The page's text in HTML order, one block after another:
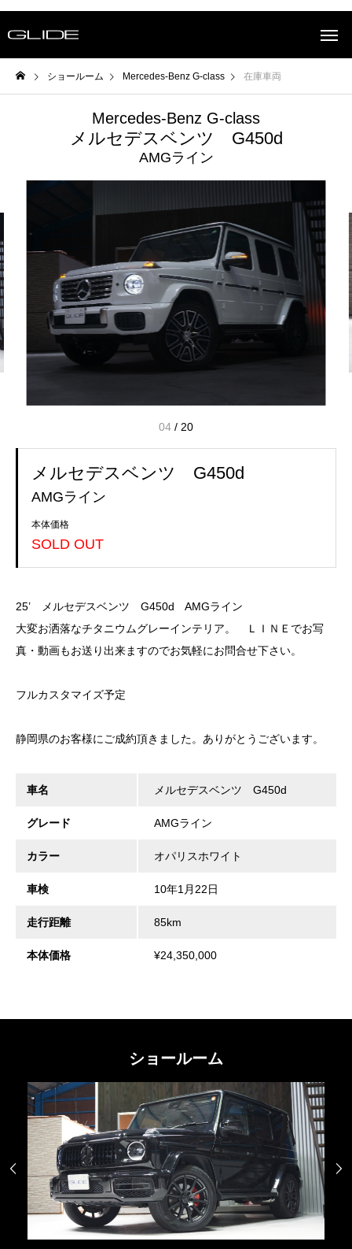
ショールーム Mercedes-Benz G-class 在庫車両
Mercedes-Benz G-class
メルセデスベンツ G450d
AMGライン
04 / 20
メルセデスベンツ G450d
AMGライン
本体価格
SOLD OUT
25’ メルセデスベンツ G450d AMGライン
大変お洒落なチタニウムグレーインテリア。 ＬＩＮＥでお写
真・動画もお送り出来ますのでお気軽にお問合せ下さい。
フルカスタマイズ予定
静岡県のお客様にご成約頂きました。ありがとうございます。
車名 メルセデスベンツ G450d
グレード AMGライン
カラー オパリスホワイト
車検 10年1月22日
走行距離 85km
本体価格 ¥24,350,000
ショールーム
 